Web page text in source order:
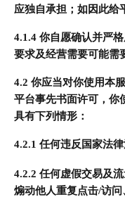
应独自承担；如因此给
4.1.4 你自愿确认并严
要求及经营需要可能需
4.2 你应当对你使用本
平台事先书面许可，你
具有下列情形：
4.2.1 任何违反国家法
4.2.2 任何虚假交易及
煽动他人重复点击/访